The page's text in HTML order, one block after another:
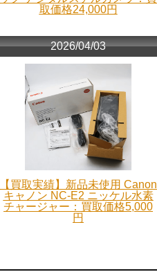
取価格24,000円
2026/04/03
【買取実績】新品未使用 Canon
キャノン NC-E2 ニッケル水素
チャージャー：買取価格5,000
円